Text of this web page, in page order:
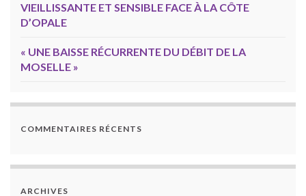
VIEILLISSANTE ET SENSIBLE FACE À LA CÔTE
D’OPALE
« UNE BAISSE RÉCURRENTE DU DÉBIT DE LA
MOSELLE »
COMMENTAIRES RÉCENTS
ARCHIVES